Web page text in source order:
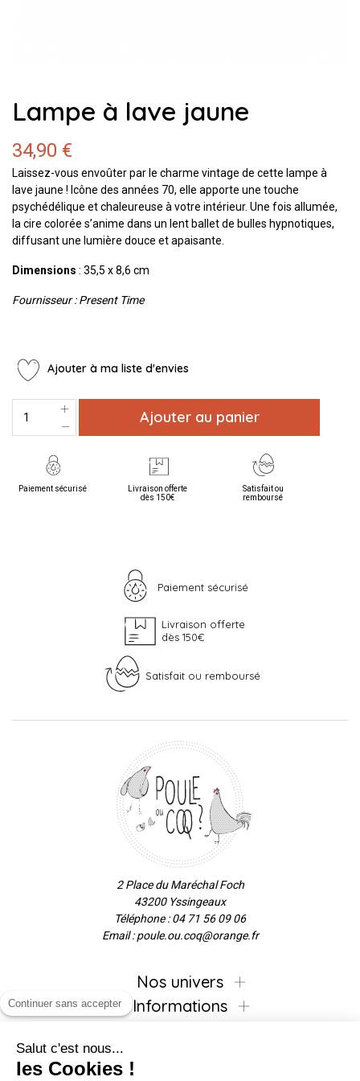
Lampe à lave jaune
34,90 €
Laissez-vous envoûter par le charme vintage de cette lampe à
lave jaune ! Icône des années 70, elle apporte une touche
psychédélique et chaleureuse à votre intérieur. Une fois allumée,
la cire colorée s’anime dans un lent ballet de bulles hypnotiques,
diffusant une lumière douce et apaisante.
Dimensions : 35,5 x 8,6 cm
Fournisseur : Present Time
Ajouter à ma liste d'envies
Ajouter au panier
Paiement sécurisé
Livraison offerte
dès 150€
Satisfait ou
remboursé
Paiement sécurisé
Livraison offerte
dès 150€
Satisfait ou remboursé
2 Place du Maréchal Foch
43200 Yssingeaux
Téléphone : 04 71 56 09 06
Email : poule.ou.coq@orange.fr
Nos univers
Informations
Continuer sans accepter
Salut c'est nous...
les Cookies !